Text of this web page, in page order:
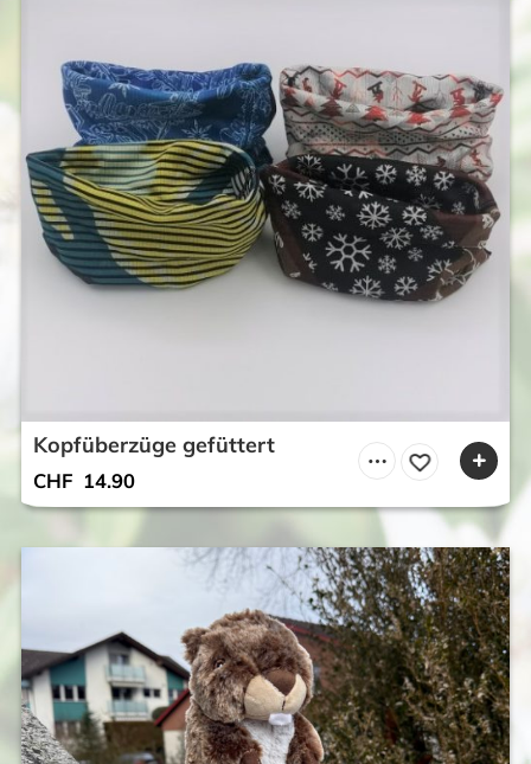
Kopfüberzüge gefüttert
CHF 14.90